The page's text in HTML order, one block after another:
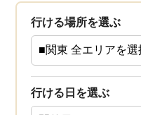
行ける場所を選ぶ
行ける日を選ぶ